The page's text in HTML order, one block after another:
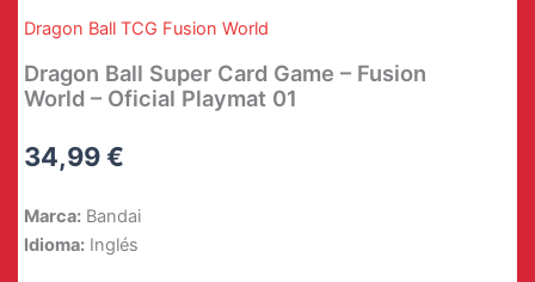
Dragon Ball TCG Fusion World
Dragon Ball Super Card Game – Fusion
World – Oficial Playmat 01
34,99€
Marca: Bandai
Idioma: Inglés